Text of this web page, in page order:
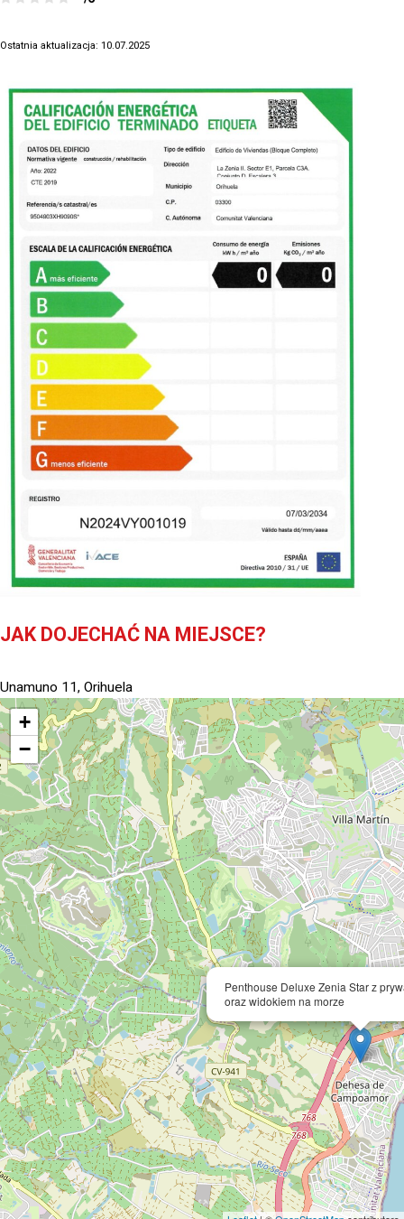
Ostatnia aktualizacja: 10.07.2025
JAK DOJECHAĆ NA MIEJSCE?
Unamuno 11, Orihuela
Penthouse Deluxe Zenia Star z
oraz widokiem na morze
+
−